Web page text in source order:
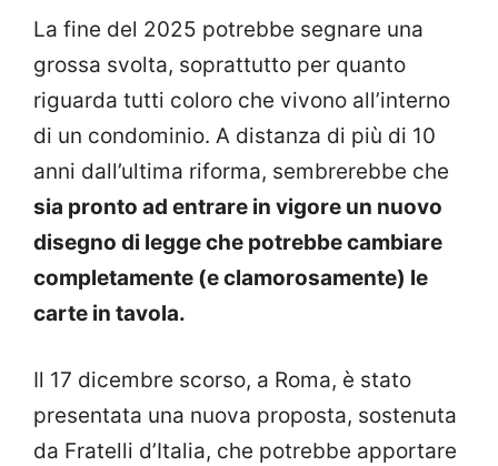
La fine del 2025 potrebbe segnare una
grossa svolta, soprattutto per quanto
riguarda tutti coloro che vivono all’interno
di un condominio. A distanza di più di 10
anni dall’ultima riforma, sembrerebbe che
sia pronto ad entrare in vigore un nuovo
disegno di legge che potrebbe cambiare
completamente (e clamorosamente) le
carte in tavola.
Il 17 dicembre scorso, a Roma, è stato
presentata una nuova proposta, sostenuta
da Fratelli d’Italia, che potrebbe apportare